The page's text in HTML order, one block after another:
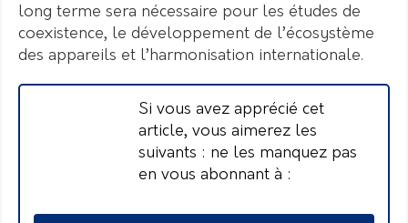
long terme sera nécessaire pour les études de
coexistence, le développement de l’écosystème
des appareils et l’harmonisation internationale.
Si vous avez apprécié cet
article, vous aimerez les
suivants : ne les manquez pas
en vous abonnant à :